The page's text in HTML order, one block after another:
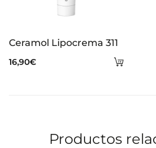
Añadir
Ceramol Lipocrema 311
16,90€
Productos